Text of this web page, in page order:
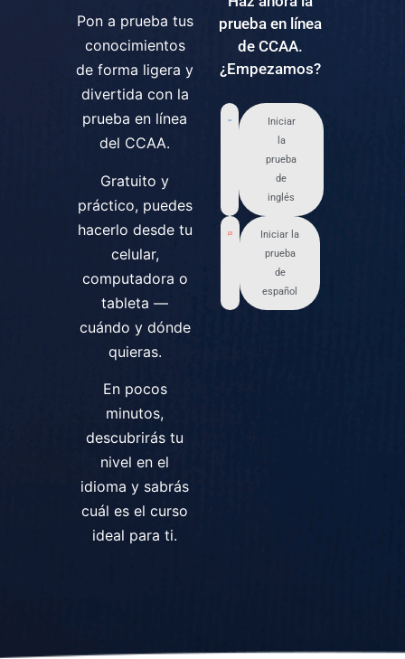
Pon a prueba tus
conocimientos
de forma ligera y
divertida con la
prueba en línea
del CCAA.
Gratuito y
práctico, puedes
hacerlo desde tu
celular,
computadora o
tableta —
cuándo y dónde
quieras.
En pocos
minutos,
descubrirás tu
nivel en el
idioma y sabrás
cuál es el curso
ideal para ti.
prueba en línea
de CCAA.
¿Empezamos?
Iniciar
la
prueba
de
inglés
Iniciar la
prueba
de
español